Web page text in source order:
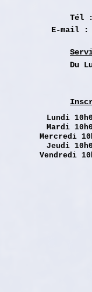
Tél
E-mail
Du
Lundi
Mardi
Mercredi
Jeudi
Vendredi